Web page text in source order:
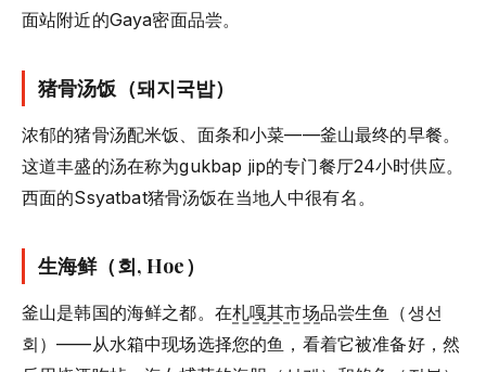
面站附近的Gaya密面品尝。
猪骨汤饭（돼지국밥）
浓郁的猪骨汤配米饭、面条和小菜——釜山最终的早餐。
这道丰盛的汤在称为gukbap jip的专门餐厅24小时供应。
西面的Ssyatbat猪骨汤饭在当地人中很有名。
生海鲜（회, Hoe）
釜山是韩国的海鲜之都。在札嘎其市场品尝生鱼（생선
회）——从水箱中现场选择您的鱼，看着它被准备好，然